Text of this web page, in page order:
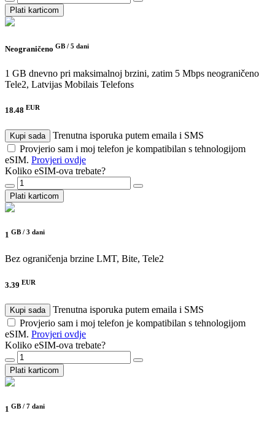
Plati karticom
Neograničeno GB / 5 dani
1 GB dnevno pri maksimalnoj brzini, zatim 5 Mbps neograničeno
Tele2, Latvijas Mobilais Telefons
18.48 EUR
Kupi sada
Trenutna isporuka putem emaila i SMS
Provjerio sam i moj telefon je kompatibilan s tehnologijom
eSIM. Provjeri ovdje
Koliko eSIM-ova trebate?
Plati karticom
1 GB / 3 dani
Bez ograničenja brzine LMT, Bite, Tele2
3.39 EUR
Kupi sada
Trenutna isporuka putem emaila i SMS
Provjerio sam i moj telefon je kompatibilan s tehnologijom
eSIM. Provjeri ovdje
Koliko eSIM-ova trebate?
Plati karticom
1 GB / 7 dani